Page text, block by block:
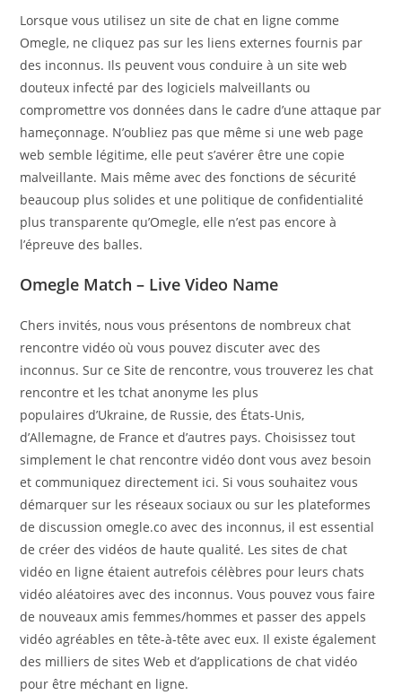
Lorsque vous utilisez un site de chat en ligne comme
Omegle, ne cliquez pas sur les liens externes fournis par
des inconnus. Ils peuvent vous conduire à un site web
douteux infecté par des logiciels malveillants ou
compromettre vos données dans le cadre d’une attaque par
hameçonnage. N’oubliez pas que même si une web page
web semble légitime, elle peut s’avérer être une copie
malveillante. Mais même avec des fonctions de sécurité
beaucoup plus solides et une politique de confidentialité
plus transparente qu’Omegle, elle n’est pas encore à
l’épreuve des balles.
Omegle Match – Live Video Name
Chers invités, nous vous présentons de nombreux chat
rencontre vidéo où vous pouvez discuter avec des
inconnus. Sur ce Site de rencontre, vous trouverez les chat
rencontre et les tchat anonyme les plus
populaires d’Ukraine, de Russie, des États-Unis,
d’Allemagne, de France et d’autres pays. Choisissez tout
simplement le chat rencontre vidéo dont vous avez besoin
et communiquez directement ici. Si vous souhaitez vous
démarquer sur les réseaux sociaux ou sur les plateformes
de discussion omegle.co avec des inconnus, il est essential
de créer des vidéos de haute qualité. Les sites de chat
vidéo en ligne étaient autrefois célèbres pour leurs chats
vidéo aléatoires avec des inconnus. Vous pouvez vous faire
de nouveaux amis femmes/hommes et passer des appels
vidéo agréables en tête-à-tête avec eux. Il existe également
des milliers de sites Web et d’applications de chat vidéo
pour être méchant en ligne.